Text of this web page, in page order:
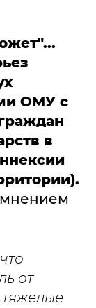
ОМУ с
в
мнением
от